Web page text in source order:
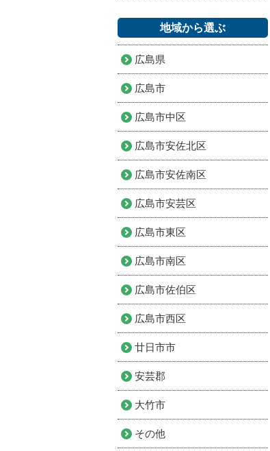
地域から選ぶ
広島県
広島市
広島市中区
広島市安佐北区
広島市安佐南区
広島市安芸区
広島市東区
広島市南区
広島市佐伯区
広島市西区
廿日市市
安芸郡
大竹市
その他